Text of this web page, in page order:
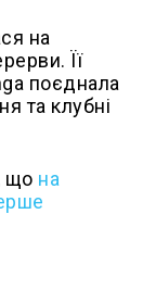
на
Її
поєднала
та клубні
що на